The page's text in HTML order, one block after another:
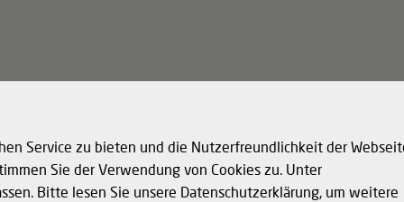
Service zu bieten und die Nutzerfreundlichkeit der
Sie der Verwendung von Cookies zu. Unter
Bitte lesen Sie unsere Datenschutzerklärung, um weitere